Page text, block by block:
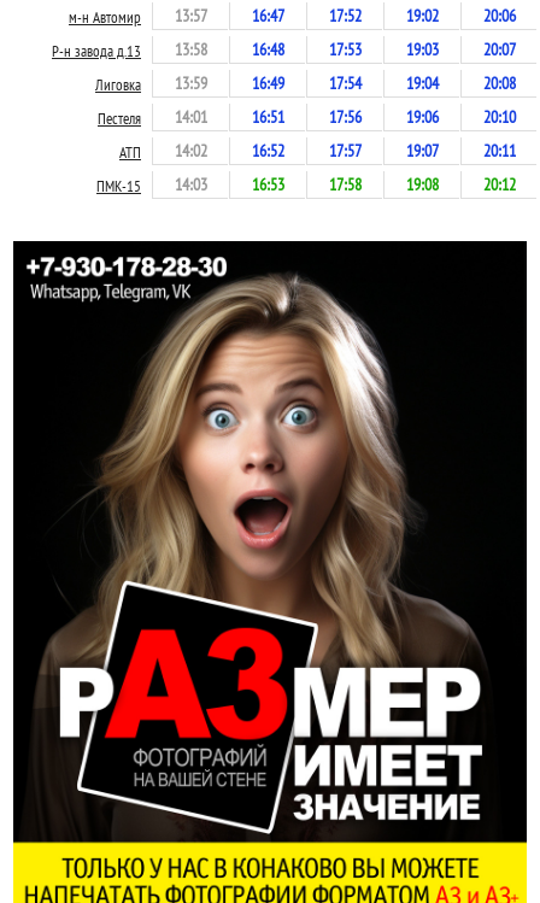
м-н Автомир 13:57 16:47 17:52 19:02 20:06
Р-н завода д.13 13:58 16:48 17:53 19:03 20:07
Лиговка 13:59 16:49 17:54 19:04 20:08
Пестеля 14:01 16:51 17:56 19:06 20:10
АТП 14:02 16:52 17:57 19:07 20:11
ПМК-15 14:03 16:53 17:58 19:08 20:12